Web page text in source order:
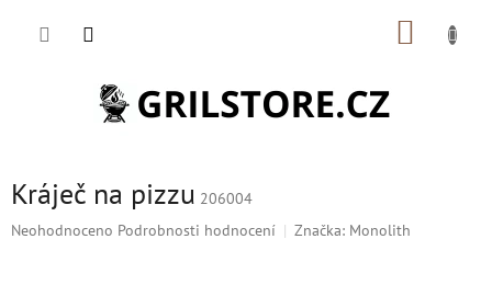
Kráječ na pizzu 206004
Průměrné
Neohodnoceno Podrobnosti hodnocení Značka: Monolith